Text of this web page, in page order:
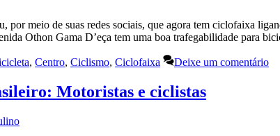
por meio de suas redes sociais, que agora tem ciclofaixa
Othon Gama D’eça tem uma boa trafegabilidade para
, Centro, Ciclismo, Ciclofaixa Deixe um comentário
Motoristas e ciclistas